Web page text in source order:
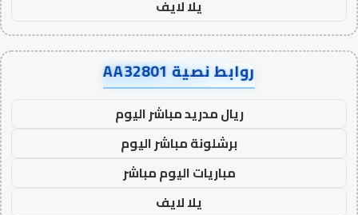
يلا لايف
روابط نصية AA32801
ريال مدريد مباشر اليوم
برشلونة مباشر اليوم
مباريات اليوم مباشر
يلا لايف